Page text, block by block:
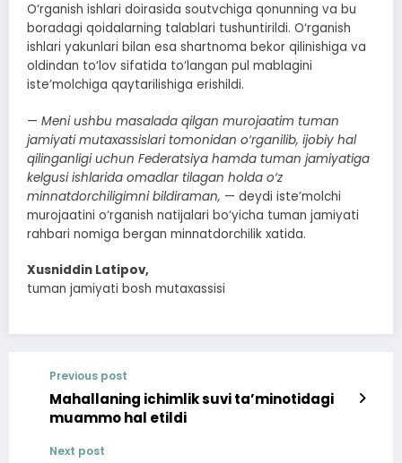
O‘rganish ishlari doirasida soutvchiga qonunning va bu
boradagi qoidalarning talablari tushuntirildi. O‘rganish
ishlari yakunlari bilan esa shartnoma bekor qilinishiga va
oldindan to‘lov sifatida to‘langan pul mablagini
iste’molchiga qaytarilishiga erishildi.
— Meni ushbu masalada qilgan murojaatim tuman
jamiyati mutaxassislari tomonidan o‘rganilib, ijobiy hal
qilinganligi uchun Federatsiya hamda tuman jamiyatiga
kelgusi ishlarida omadlar tilagan holda o‘z
minnatdorchiligimni bildiraman, — deydi iste’molchi
murojaatini o‘rganish natijalari bo‘yicha tuman jamiyati
rahbari nomiga bergan minnatdorchilik xatida.
Xusniddin Latipov,
tuman jamiyati bosh mutaxassisi
Previous post
Mahallaning ichimlik suvi ta’minotidagi
muammo hal etildi
Next post